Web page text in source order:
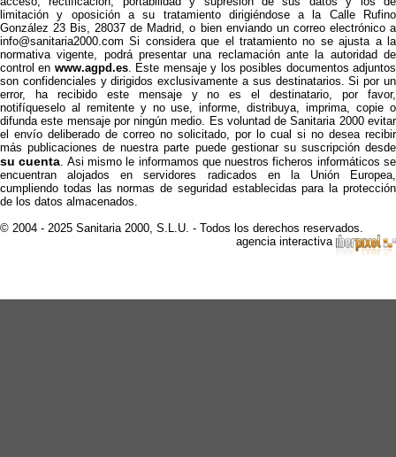
limitación y oposición a su tratamiento dirigiéndose a la Calle Rufino
González 23 Bis, 28037 de Madrid, o bien enviando un correo electrónico a
info@sanitaria2000.com Si considera que el tratamiento no se ajusta a la
normativa vigente, podrá presentar una reclamación ante la autoridad de
control en www.agpd.es. Este mensaje y los posibles documentos adjuntos
son confidenciales y dirigidos exclusivamente a sus destinatarios. Si por un
error, ha recibido este mensaje y no es el destinatario, por favor,
notifíqueselo al remitente y no use, informe, distribuya, imprima, copie o
difunda este mensaje por ningún medio. Es voluntad de Sanitaria 2000 evitar
el envío deliberado de correo no solicitado, por lo cual si no desea recibir
más publicaciones de nuestra parte puede gestionar su suscripción desde
su cuenta. Asi mismo le informamos que nuestros ficheros informáticos se
encuentran alojados en servidores radicados en la Unión Europea,
cumpliendo todas las normas de seguridad establecidas para la protección
de los datos almacenados.
© 2004 - 2025 Sanitaria 2000, S.L.U. - Todos los derechos reservados.
agencia interactiva